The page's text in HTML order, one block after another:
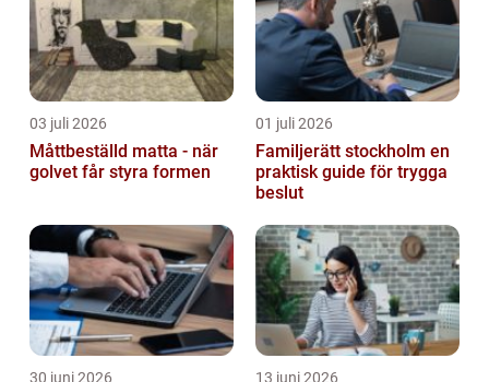
03 juli 2026
Måttbeställd matta - när
golvet får styra formen
01 juli 2026
Familjerätt stockholm en
praktisk guide för trygga
beslut
30 juni 2026 13 juni 2026